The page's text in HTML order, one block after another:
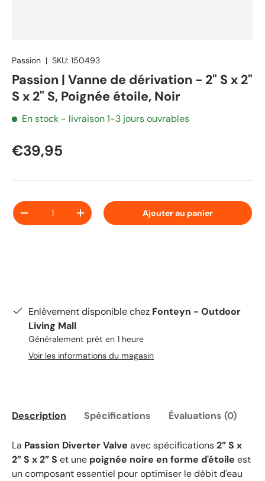
Passion | SKU: 150493
Passion | Vanne de dérivation - 2" S x 2"
S x 2" S, Poignée étoile, Noir
En stock - livraison 1-3 jours ouvrables
€39,95
Quantité
-
+ Ajouter au panier
Enlèvement disponible chez Fonteyn - Outdoor
Living Mall
Généralement prêt en 1 heure
Voir les informations du magasin
Description Spécifications Évaluations (0)
La Passion Diverter Valve avec spécifications2” S x
2” S x 2” S et une poignée noire en forme d'étoile est
un composant essentiel pour optimiser le débit d'eau